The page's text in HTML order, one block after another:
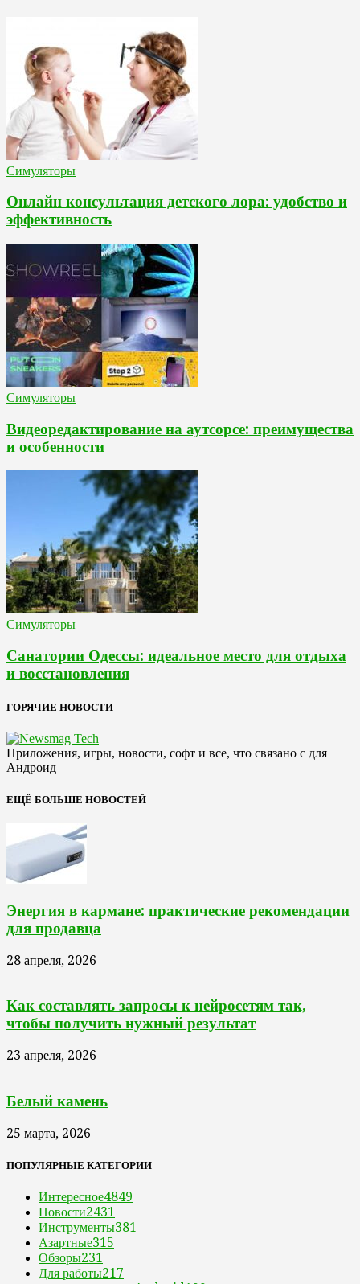
Симуляторы
Онлайн консультация детского лора: удобство и
эффективность
Симуляторы
Видеоредактирование на аутсорсе: преимущества
и особенности
Симуляторы
Санатории Одессы: идеальное место для отдыха
и восстановления
ГОРЯЧИЕ НОВОСТИ
Приложения, игры, новости, софт и все, что связано с для
Андроид
ЕЩЁ БОЛЬШЕ НОВОСТЕЙ
Энергия в кармане: практические рекомендации
для продавца
28 апреля, 2026
Как составлять запросы к нейросетям так,
чтобы получить нужный результат
23 апреля, 2026
Белый камень
25 марта, 2026
ПОПУЛЯРНЫЕ КАТЕГОРИИ
Интересное4849
Новости2431
Инструменты381
Азартные315
Обзоры231
Для работы217